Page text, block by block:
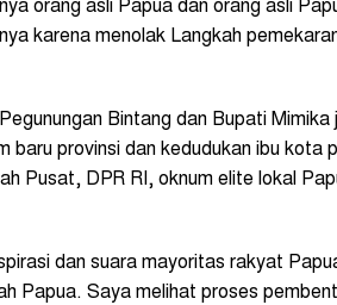
orang asli Papua dan orang asli
karena menolak Langkah
Bintang dan Bupati
baru provinsi dan kedudukan ibu kota
Pusat, DPR RI, oknum elite lokal
dan suara mayoritas rakyat
Papua. Saya melihat proses